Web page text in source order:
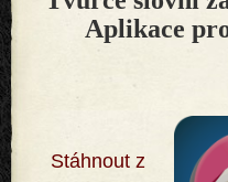
Aplikace
Stáhnout z